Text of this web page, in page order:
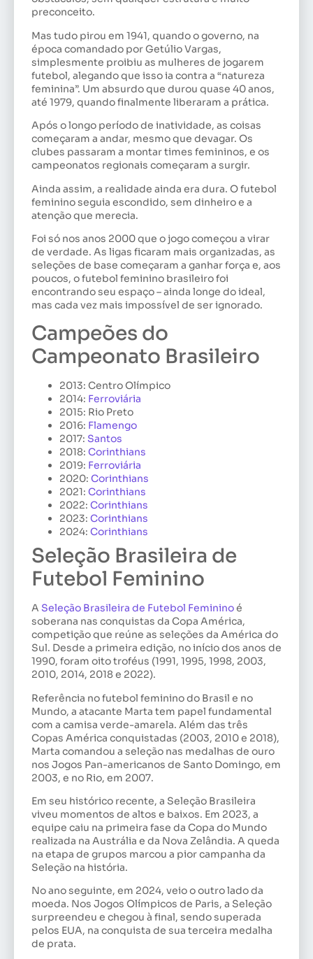
preconceito.
Mas tudo pirou em 1941, quando o governo, na
época comandado por Getúlio Vargas,
simplesmente proibiu as mulheres de jogarem
futebol, alegando que isso ia contra a “natureza
feminina”. Um absurdo que durou quase 40 anos,
até 1979, quando finalmente liberaram a prática.
Após o longo período de inatividade, as coisas
começaram a andar, mesmo que devagar. Os
clubes passaram a montar times femininos, e os
campeonatos regionais começaram a surgir.
Ainda assim, a realidade ainda era dura. O futebol
feminino seguia escondido, sem dinheiro e a
atenção que merecia.
Foi só nos anos 2000 que o jogo começou a virar
de verdade. As ligas ficaram mais organizadas, as
seleções de base começaram a ganhar força e, aos
poucos, o futebol feminino brasileiro foi
encontrando seu espaço – ainda longe do ideal,
mas cada vez mais impossível de ser ignorado.
Campeões do
Campeonato Brasileiro
2013: Centro Olímpico
2014: Ferroviária
2015: Rio Preto
2016: Flamengo
2017: Santos
2018: Corinthians
2019: Ferroviária
2020: Corinthians
2021: Corinthians
2022: Corinthians
2023: Corinthians
2024: Corinthians
Seleção Brasileira de
Futebol Feminino
A Seleção Brasileira de Futebol Femininoé
soberana nas conquistas da Copa América,
competição que reúne as seleções da América do
Sul. Desde a primeira edição, no início dos anos de
1990, foram oito troféus (1991, 1995, 1998, 2003,
2010, 2014, 2018 e 2022).
Referência no futebol feminino do Brasil e no
Mundo, a atacante Marta tem papel fundamental
com a camisa verde-amarela. Além das três
Copas América conquistadas (2003, 2010 e 2018),
Marta comandou a seleção nas medalhas de ouro
nos Jogos Pan-americanos de Santo Domingo, em
2003, e no Rio, em 2007.
Em seu histórico recente, a Seleção Brasileira
viveu momentos de altos e baixos. Em 2023, a
equipe caiu na primeira fase da Copa do Mundo
realizada na Austrália e da Nova Zelândia. A queda
na etapa de grupos marcou a pior campanha da
Seleção na história.
No ano seguinte, em 2024, veio o outro lado da
moeda. Nos Jogos Olímpicos de Paris, a Seleção
surpreendeu e chegou à final, sendo superada
pelos EUA, na conquista de sua terceira medalha
de prata.